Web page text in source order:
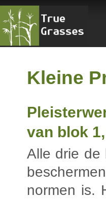
Kleine
van blok
Alle drie de
normen is.